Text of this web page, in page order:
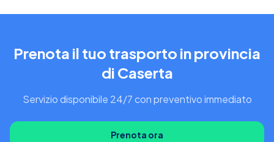
Prenota il tuo trasporto in provincia
di Caserta
Servizio disponibile 24/7 con preventivo immediato
Prenota ora